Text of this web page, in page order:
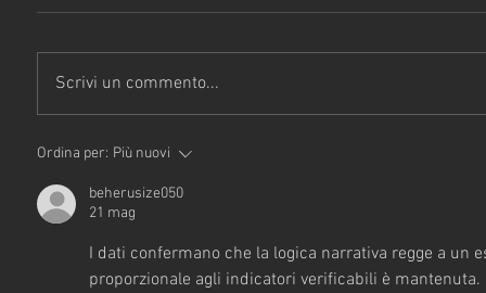
Scrivi un commento...
Ordina per: Più nuovi
beherusize050
21 mag
I dati confermano che la logica narrativa regge a un
proporzionale agli indicatori verificabili è